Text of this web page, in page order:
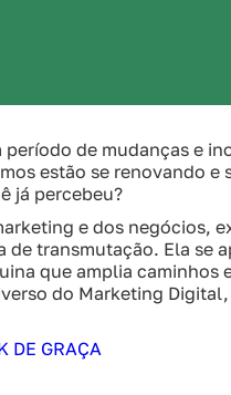
período de mudanças e
estão se renovando
já percebeu?
e dos negócios,
de transmutação. Ela se
que amplia caminhos
do Marketing
DE GRAÇA